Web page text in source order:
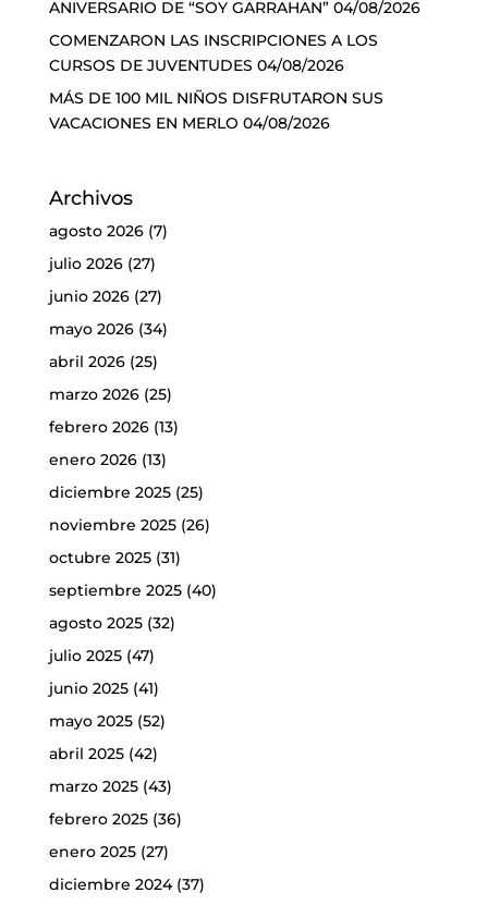
ANIVERSARIO DE “SOY GARRAHAN” 04/08/2026
COMENZARON LAS INSCRIPCIONES A LOS
CURSOS DE JUVENTUDES 04/08/2026
MÁS DE 100 MIL NIÑOS DISFRUTARON SUS
VACACIONES EN MERLO 04/08/2026
Archivos
agosto 2026(7)
julio 2026(27)
junio 2026(27)
mayo 2026(34)
abril 2026(25)
marzo 2026(25)
febrero 2026(13)
enero 2026(13)
diciembre 2025(25)
noviembre 2025(26)
octubre 2025(31)
septiembre 2025(40)
agosto 2025(32)
julio 2025(47)
junio 2025(41)
mayo 2025(52)
abril 2025(42)
marzo 2025(43)
febrero 2025(36)
enero 2025(27)
diciembre 2024(37)